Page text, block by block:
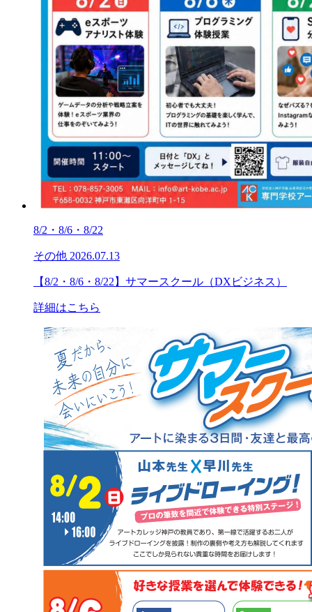
8/2・8/6・8/22
その他 2026.07.13
【8/2・8/6・8/22】サマースクール（DXビジネス）
詳細はこちら